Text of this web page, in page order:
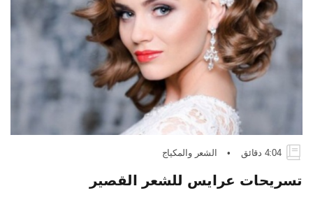
4:04 دقائق • الشعر والمكياج
تسريحات عرايس للشعر القصير